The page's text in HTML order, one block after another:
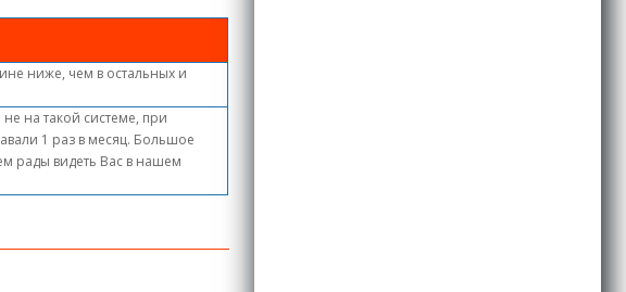
ниже, чем в остальных и
на такой системе, при
1 раз в месяц. Большое
рады видеть Вас в нашем